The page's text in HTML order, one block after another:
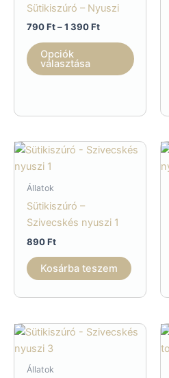
Sütikiszúró – Nyuszi
790Ft – 1 390FtÁrtartomány:
390 Ft
Opciók
választása
a
A
Állatok
Sütikiszúró –
Szivecskés nyuszi 1
890Ft
Kosárba teszem
Állatok